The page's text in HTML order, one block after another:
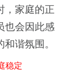
，家庭的正
也会因此感
谐氛围。
稳定